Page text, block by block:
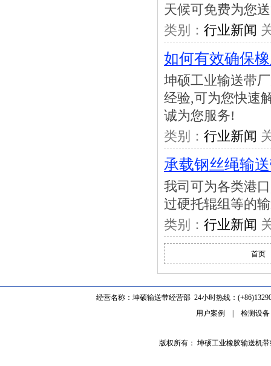
天候可免费为您
类别： 行业新闻
如何有效确保
坤硕工业输送带
经验,可为您快速
诚为您服务!
类别： 行业新闻
承载钢丝绳输
我司可为各类港
过硬托辊组等的
类别： 行业新闻
首页
经营名称：坤硕输送带经营部 24小时热线：
用户案例
检测设备
版权所有： 坤硕工业橡胶输送机